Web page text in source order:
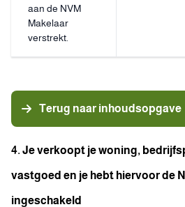
aan de NVM
Makelaar
verstrekt.
Terug naar inhoudsopgave
4. Je verkoopt je woning,
vastgoed en je hebt hiervoor de
ingeschakeld